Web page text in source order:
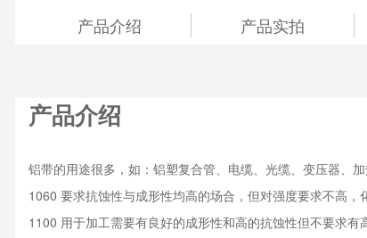
产品介绍 产品实拍
产品介绍
铝带的用途很多，如：铝塑复合管、电缆、光缆、变压器、加
1060 要求抗蚀性与成形性均高的场合，但对强度要求不高，
1100 用于加工需要有良好的成形性和高的抗蚀性但不要求